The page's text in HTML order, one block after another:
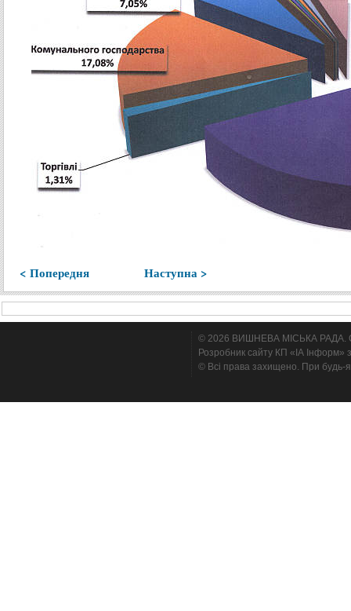
< Попередня Наступна >
© 2026 ВИШНЕВА МІСЬКА РАДА.
Розробник сайту КП «ІА Інформ»
© Всі права захищено. При будь-